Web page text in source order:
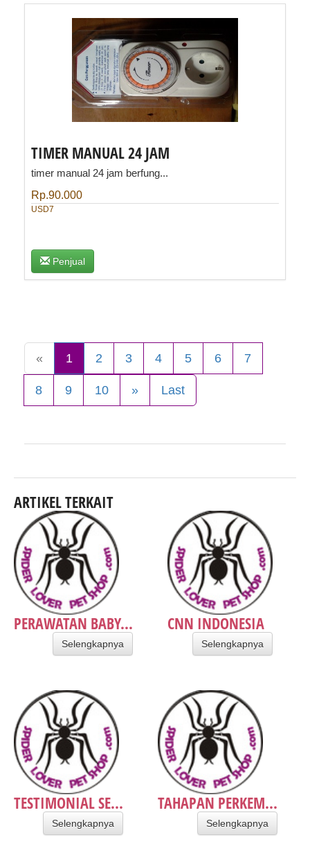
​TIMER MANUAL 24 JAM
timer manual 24 jam berfung...
Rp.90.000
USD7
Penjual
« 1 2 3 4 5 6 7
8 9 10 » Last
ARTIKEL TERKAIT
PERAWATAN BABY...
Selengkapnya
CNN INDONESIA
Selengkapnya
TESTIMONIAL SE...
Selengkapnya
TAHAPAN PERKEM...
Selengkapnya